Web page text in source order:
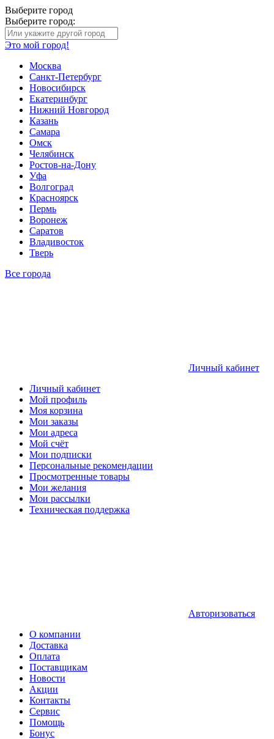
Выберите город
Выберите город:
Это мой город!
Москва
Санкт-Петербург
Новосибирск
Екатеринбург
Нижний Новгород
Казань
Самара
Омск
Челябинск
Ростов-на-Дону
Уфа
Волгоград
Красноярск
Пермь
Воронеж
Саратов
Владивосток
Тверь
Все города
Личный кабинет
Личный кабинет
Мой профиль
Моя корзина
Мои заказы
Мои адреса
Мой счёт
Мои подписки
Персональные рекомендации
Просмотренные товары
Мои желания
Мои рассылки
Техническая поддержка
Авторизоваться
О компании
Доставка
Оплата
Поставщикам
Новости
Акции
Контакты
Сервис
Помощь
Бонус